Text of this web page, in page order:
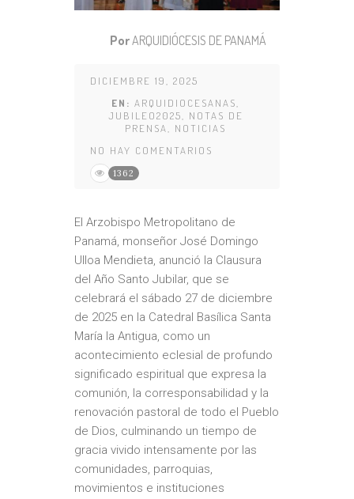
PorARQUIDIÓCESIS DE PANAMÁ
DICIEMBRE 19, 2025
EN: ARQUIDIOCESANAS,
JUBILEO2025, NOTAS DE
PRENSA, NOTICIAS
NO HAY COMENTARIOS
1362
El Arzobispo Metropolitano de
Panamá, monseñor José Domingo
Ulloa Mendieta, anunció la Clausura
del Año Santo Jubilar, que se
celebrará el sábado 27 de diciembre
de 2025 en la Catedral Basílica Santa
María la Antigua, como un
acontecimiento eclesial de profundo
significado espiritual que expresa la
comunión, la corresponsabilidad y la
renovación pastoral de todo el Pueblo
de Dios, culminando un tiempo de
gracia vivido intensamente por las
comunidades, parroquias,
movimientos e instituciones